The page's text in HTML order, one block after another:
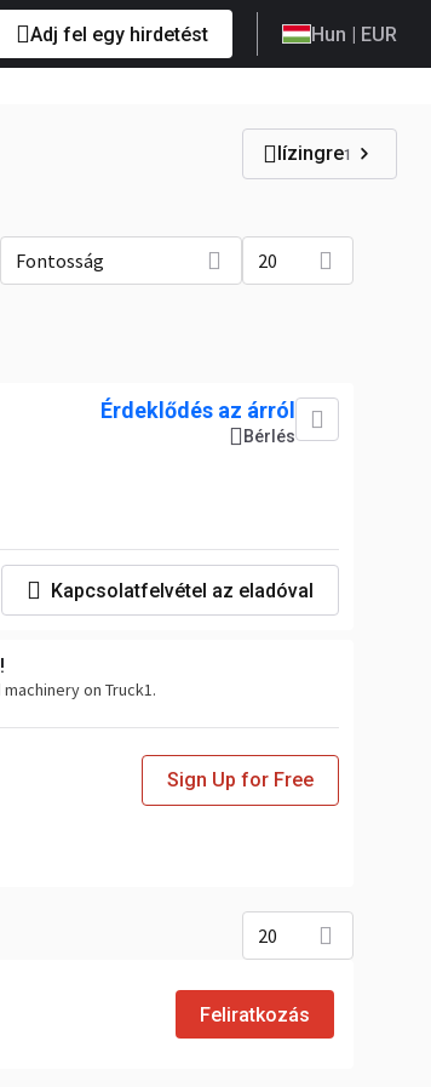
Adj fel egy hirdetést Hun | EUR
lízingre1
Fontosság 20
Érdeklődés az árról
Bérlés
Kapcsolatfelvétel az eladóval
on Truck1.
Sign Up for Free
20
Feliratkozás